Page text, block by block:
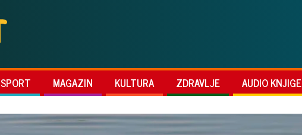
SPORT MAGAZIN KULTURA ZDRAVLJE AUDIO KNJIGE